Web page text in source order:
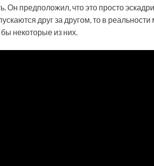
Он предположил, что это просто
друг за другом, то в
некоторые из них.